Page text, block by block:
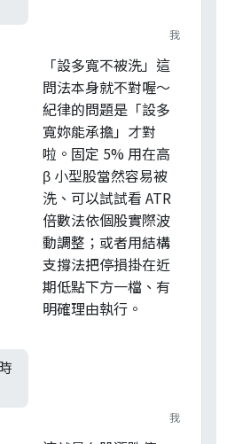
我
「設多寬不被洗」這
問法本身就不對喔～
紀律的問題是「設多
寬妳能承擔」才對
啦。固定 5% 用在高
β 小型股當然容易被
洗、可以試試看 ATR
倍數法依個股實際波
動調整；或者用結構
支撐法把停損掛在近
期低點下方一檔、有
明確理由執行。
我